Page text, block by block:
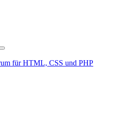
für HTML, CSS und PHP